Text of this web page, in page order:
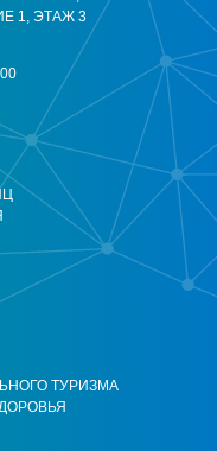
ТУРИЗМА
1, ЭТАЖ 3